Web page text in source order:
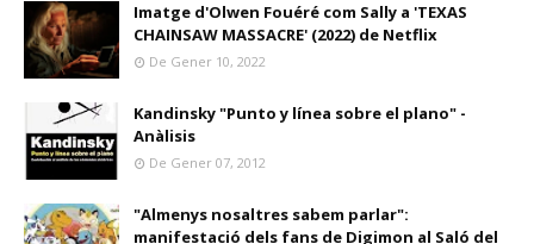
Imatge d'Olwen Fouéré com Sally a 'TEXAS
CHAINSAW MASSACRE' (2022) de Netflix
De Gener 10, 2022
Kandinsky "Punto y línea sobre el plano" -
Anàlisis
De Gener 07, 2012
"Almenys nosaltres sabem parlar":
manifestació dels fans de Digimon al Saló del